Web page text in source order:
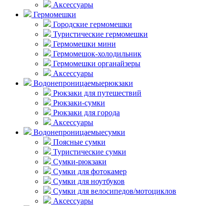
Аксессуары
Гермомешки
Городские гермомешки
Туристические гермомешки
Гермомешки мини
Гермомешок-холодильник
Гермомешки органайзеры
Аксессуары
Водонепроницаемыерюкзаки
Рюкзаки для путешествий
Рюкзаки-сумки
Рюкзаки для города
Аксессуары
Водонепроницаемыесумки
Поясные сумки
Туристические сумки
Сумки-рюкзаки
Сумки для фотокамер
Сумки для ноутбуков
Сумки для велосипедов/мотоциклов
Аксессуары